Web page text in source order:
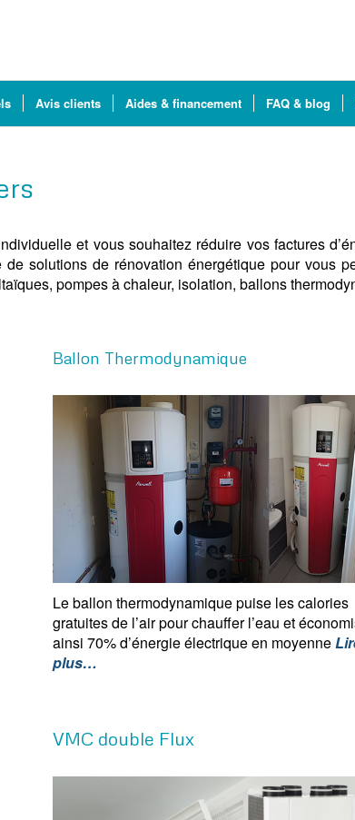
Avis clients Aides & financement FAQ & blog
et vous souhaitez réduire vos factures
solutions de rénovation énergétique pour vous
pompes à chaleur, isolation, ballons
Ballon Thermodynamique
Le ballon thermodynamique puise les calories
gratuites de l’air pour chauffer l’eau et
ainsi 70% d’énergie électrique en moyenne
plus…
VMC double Flux